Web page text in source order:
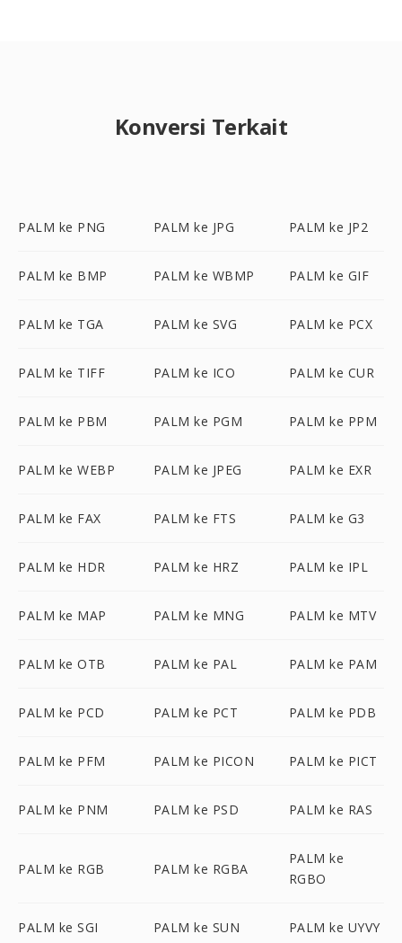
Konversi Terkait
PALM ke PNG PALM ke JPG PALM ke JP2
PALM ke BMP PALM ke WBMP PALM ke GIF
PALM ke TGA PALM ke SVG PALM ke PCX
PALM ke TIFF PALM ke ICO PALM ke CUR
PALM ke PBM PALM ke PGM PALM ke PPM
PALM ke WEBP PALM ke JPEG PALM ke EXR
PALM ke FAX PALM ke FTS PALM ke G3
PALM ke HDR PALM ke HRZ PALM ke IPL
PALM ke MAP PALM ke MNG PALM ke MTV
PALM ke OTB PALM ke PAL PALM ke PAM
PALM ke PCD PALM ke PCT PALM ke PDB
PALM ke PFM PALM ke PICON PALM ke PICT
PALM ke PNM PALM ke PSD PALM ke RAS
PALM ke RGB PALM ke RGBA
PALM ke
RGBO
PALM ke SGI PALM ke SUN PALM ke UYVY